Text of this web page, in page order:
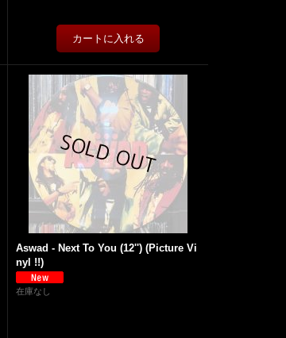
Aswad - Next To You (12'') (Picture Vi
nyl !!)
在庫なし